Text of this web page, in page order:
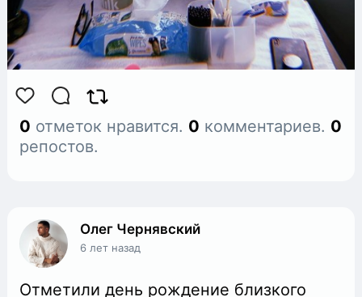
0 отметок нравится. 0 комментариев. 0
репостов.
Олег Чернявский
6 лет назад
Отметили день рождение близкого